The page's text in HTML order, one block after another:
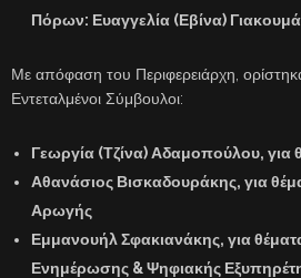
Πόρων: Ευαγγελία (Εβίνα)
Με απόφαση του Περιφερειάρχη,
Εντεταλμένοι Σύμβουλοι:
Γεωργία (Τζίνα) Αδαμοπούλου, για
Αθανάσιος Βισκαδουράκης, για
Αρωγής
Εμμανουήλ Σφακιανάκης, για
Ενημέρωσης & Ψηφιακής